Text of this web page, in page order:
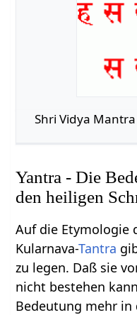
Shri Vidya Mantra
Yantra - Die
den heiligen
Auf die Etymologie
Kularnava-Tantra
zu legen. Daß sie
nicht bestehen
Bedeutung mehr